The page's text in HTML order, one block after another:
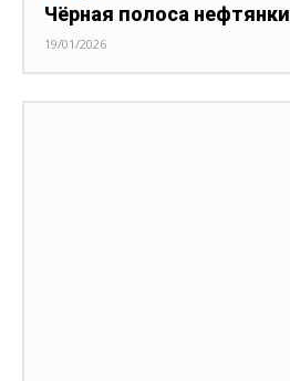
Чёрная полоса нефтянки
19/01/2026